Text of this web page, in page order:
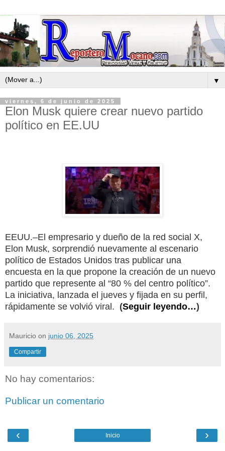
▼
viernes, 6 de junio de 2025
Elon Musk quiere crear nuevo partido
político en EE.UU
EEUU.–El empresario y dueño de la red social X,
Elon Musk, sorprendió nuevamente al escenario
político de Estados Unidos tras publicar una
encuesta en la que propone la creación de un nuevo
partido que represente al “80 % del centro político”.
La iniciativa, lanzada el jueves y fijada en su perfil,
rápidamente se volvió viral. (Seguir leyendo…)
Mauricio on junio 06, 2025
Compartir
No hay comentarios:
Publicar un comentario
‹ ›
Inicio